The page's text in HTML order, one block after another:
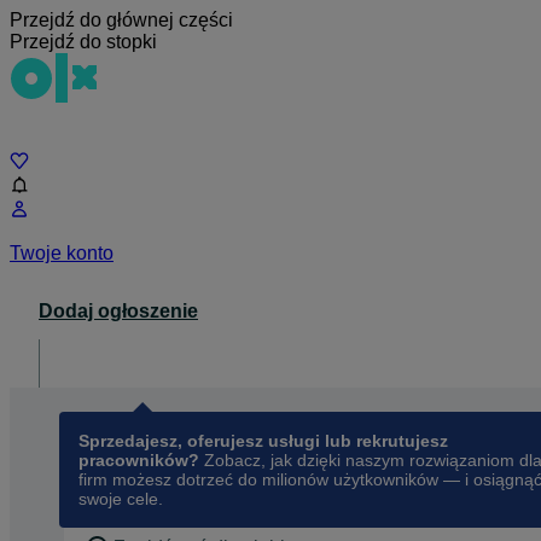
Przejdź do głównej części
Przejdź do stopki
Twoje konto
Dodaj ogłoszenie
Sprzedajesz, oferujesz usługi lub rekrutujesz
pracowników? Zobacz, jak dzięki naszym rozwiązaniom dla
firm możesz dotrzeć do milionów użytkowników — i osiągnąć
swoje cele.